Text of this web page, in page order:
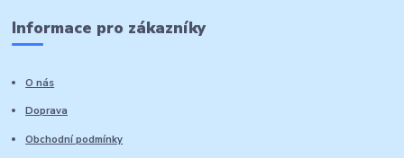
Informace pro zákazníky
O nás
Doprava
Obchodní podmínky